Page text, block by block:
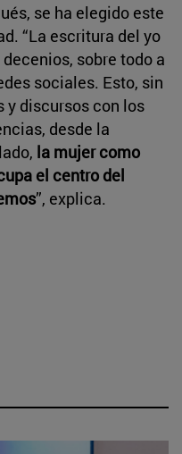
se ha elegido este
“La escritura del yo
sobre todo a
sociales. Esto, sin
discursos con los
desde la
la mujer como
el centro del
”, explica.